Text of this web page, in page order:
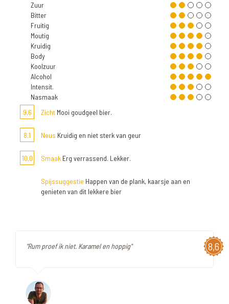
Zuur
Bitter
Fruitig
Moutig
Kruidig
Body
Koolzuur
Alcohol
Intensit.
Nasmaak
9,6
Zicht Mooi goudgeel bier.
8,1 Neus Kruidig en niet sterk van geur
10,0 Smaak Erg verrassend. Lekker.
Spijssuggestie Happen van de plank, kaarsje aan en
genieten van dit lekkere bier
8,6
"Rum proef ik niet. Karamel en hoppig"